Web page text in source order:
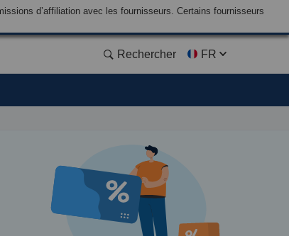
d’affiliation avec les fournisseurs. Certains fournisseurs
Rechercher FR